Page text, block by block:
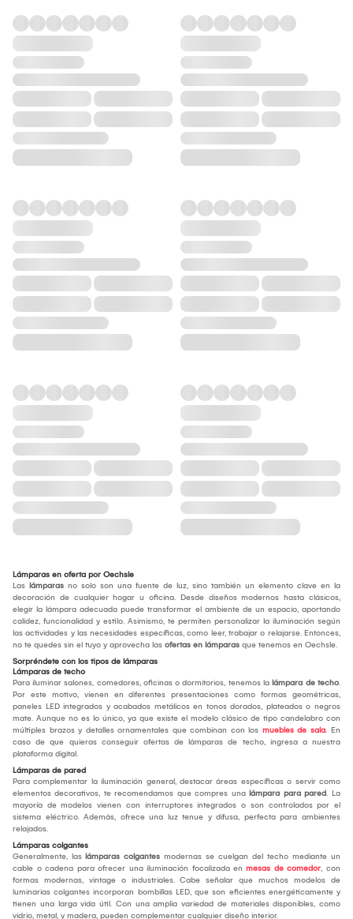
Lámparas en oferta por Oechsle
Las lámparas no solo son una fuente de luz, sino también un elemento clave en la
decoración de cualquier hogar u oficina. Desde diseños modernos hasta clásicos,
elegir la lámpara adecuada puede transformar el ambiente de un espacio, aportando
calidez, funcionalidad y estilo. Asimismo, te permiten personalizar la iluminación según
las actividades y las necesidades específicas, como leer, trabajar o relajarse. Entonces,
no te quedes sin el tuyo y aprovecha las ofertas en lámparas que tenemos en Oechsle.
Sorpréndete con los tipos de lámparas
Lámparas de techo
Para iluminar salones, comedores, oficinas o dormitorios, tenemos la lámpara de techo.
Por este motivo, vienen en diferentes presentaciones como formas geométricas,
paneles LED integrados y acabados metálicos en tonos dorados, plateados o negros
mate. Aunque no es lo único, ya que existe el modelo clásico de tipo candelabro con
múltiples brazos y detalles ornamentales que combinan con los muebles de sala. En
caso de que quieras conseguir ofertas de lámparas de techo, ingresa a nuestra
plataforma digital.
Lámparas de pared
Para complementar la iluminación general, destacar áreas específicas o servir como
elementos decorativos, te recomendamos que compres una lámpara para pared. La
mayoría de modelos vienen con interruptores integrados o son controlados por el
sistema eléctrico. Además, ofrece una luz tenue y difusa, perfecta para ambientes
relajados.
Lámparas colgantes
Generalmente, las lámparas colgantes modernas se cuelgan del techo mediante un
cable o cadena para ofrecer una iluminación focalizada en mesas de comedor, con
formas modernas, vintage o industriales. Cabe señalar que muchos modelos de
luminarias colgantes incorporan bombillas LED, que son eficientes energéticamente y
tienen una larga vida útil. Con una amplia variedad de materiales disponibles, como
vidrio, metal, y madera, pueden complementar cualquier diseño interior.